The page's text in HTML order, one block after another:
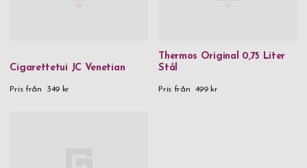
Cigarettetui JC Venetian
Pris från 349 kr
Thermos Original 0,75 Liter
Stål
Pris från 499 kr